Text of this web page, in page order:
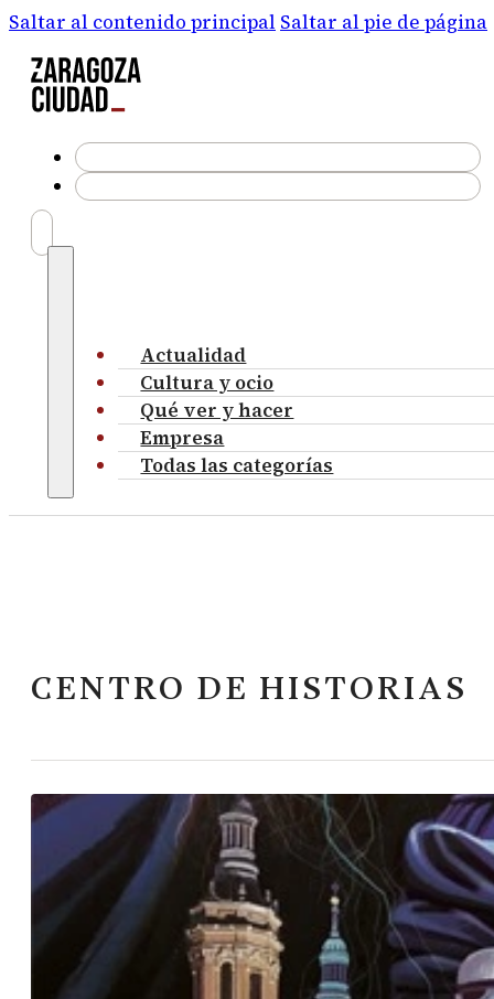
Saltar al contenido principal Saltar al pie de página
Actualidad
Cultura y ocio
Qué ver y hacer
Empresa
Todas las categorías
CENTRO DE HISTORIAS